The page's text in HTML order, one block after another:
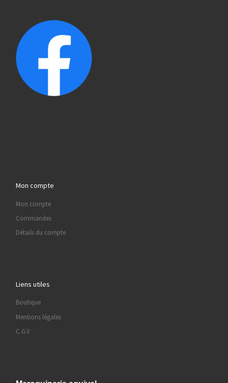
Mon compte
Mon compte
Commandes
Détails du compte
Liens utiles
Boutique
Mentions légales
C.G.V